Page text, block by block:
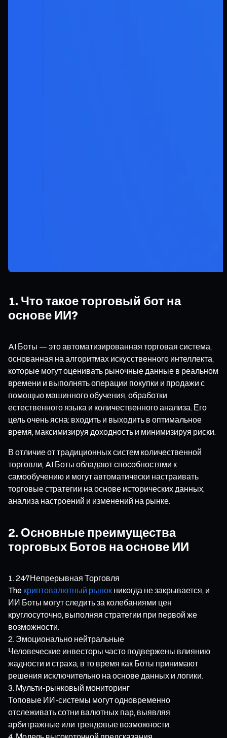
1. Что такое торговый бот на
основе ИИ?
AI Боты — это автоматизированная торговая система,
основанная на алгоритмах искусственного интеллекта,
которые могут оценивать рыночные данные в реальном
времени и выполнять операции покупки и продажи с
помощью машинного обучения, обработки
естественного языка и количественного анализа. Его
цель очень ясна: входить и выходить в оптимальное
время, максимизируя доходность и минимизируя риски.
В отличие от традиционных систем количественной
торговли, AI Боты обладают способностями к
самообучению и могут автоматически настраивать
торговые стратегии на основе исторических данных,
анализа настроений и изменений на рынке.
2. Основные преимущества
торговых Ботов на основе ИИ
24⁄7Непрерывная Торговля
The криптовалютный рынок никогда не закрывается, и
ИИ Боты могут следить за колебаниями цен
круглосуточно, выполняя стратегии при первой же
возможности.
Эмоционально нейтральные
Человеческие инвесторы часто подвержены влиянию
жадности и страха, в то время как Боты принимают
решения исключительно на основе данных и логики.
Мульти-рынковый мониторинг
Топовые ИИ-системы могут одновременно
отслеживать сотни валютных пар, выявляя
арбитражные или трендовые возможности.